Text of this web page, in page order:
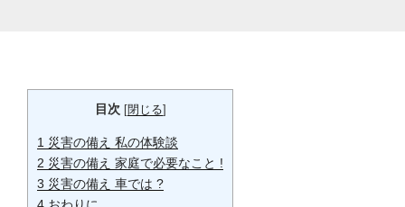
目次 [閉じる]
1 災害の備え 私の体験談
2 災害の備え 家庭で必要なこと !
3 災害の備え 車では ?